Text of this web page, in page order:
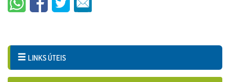
LINKS ÚTEIS